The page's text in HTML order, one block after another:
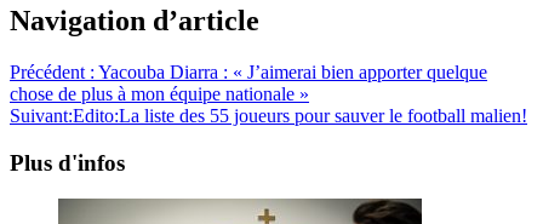
Navigation d’article
Précédent : Yacouba Diarra : « J’aimerai bien apporter quelque
chose de plus à mon équipe nationale »
Suivant:Edito:La liste des 55 joueurs pour sauver le football malien!
Plus d'infos